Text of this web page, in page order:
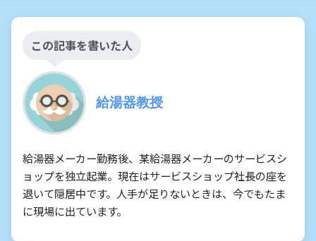
この記事を書いた人
給湯器教授
給湯器メーカー勤務後、某給湯器メーカーのサービスシ
ョップを独立起業。現在はサービスショップ社長の座を
退いて隠居中です。人手が足りないときは、今でもたま
に現場に出ています。